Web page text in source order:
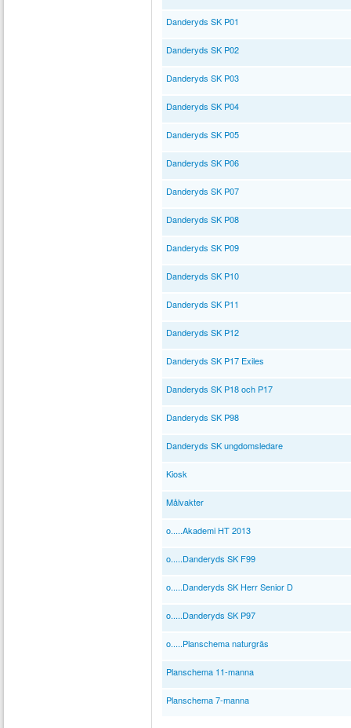
Danderyds SK P01
Danderyds SK P02
Danderyds SK P03
Danderyds SK P04
Danderyds SK P05
Danderyds SK P06
Danderyds SK P07
Danderyds SK P08
Danderyds SK P09
Danderyds SK P10
Danderyds SK P11
Danderyds SK P12
Danderyds SK P17 Exiles
Danderyds SK P18 och P17
Danderyds SK P98
Danderyds SK ungdomsledare
Kiosk
Målvakter
o.....Akademi HT 2013
o.....Danderyds SK F99
o.....Danderyds SK Herr Senior D
o.....Danderyds SK P97
o.....Planschema naturgräs
Planschema 11-manna
Planschema 7-manna